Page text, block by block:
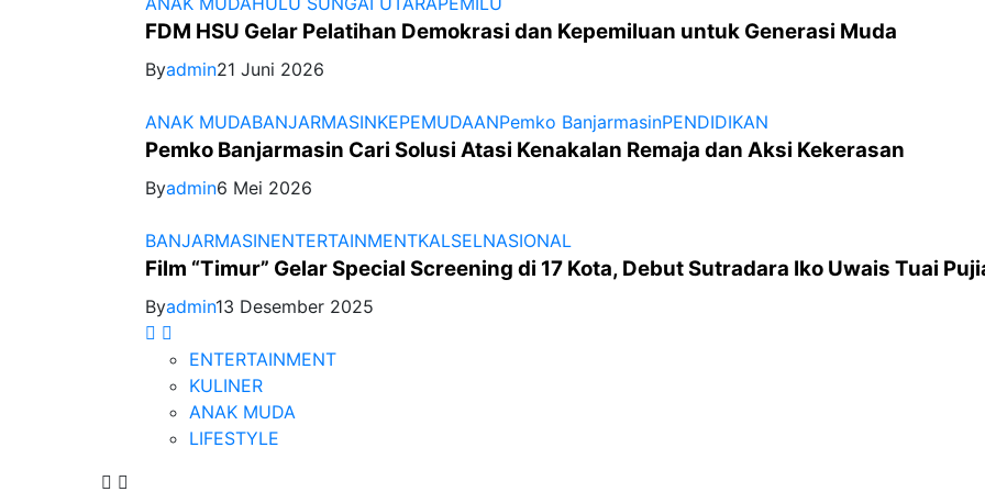
FDM HSU Gelar Pelatihan Demokrasi dan Kepemiluan untuk Generasi Muda
Byadmin21 Juni 2026
ANAK MUDABANJARMASINKEPEMUDAANPemko BanjarmasinPENDIDIKAN
Pemko Banjarmasin Cari Solusi Atasi Kenakalan Remaja dan Aksi Kekerasan
Byadmin6 Mei 2026
BANJARMASINENTERTAINMENTKALSELNASIONAL
Film “Timur” Gelar Special Screening di 17 Kota, Debut Sutradara Iko Uwais Tuai
Byadmin13 Desember 2025
ENTERTAINMENT
KULINER
ANAK MUDA
LIFESTYLE